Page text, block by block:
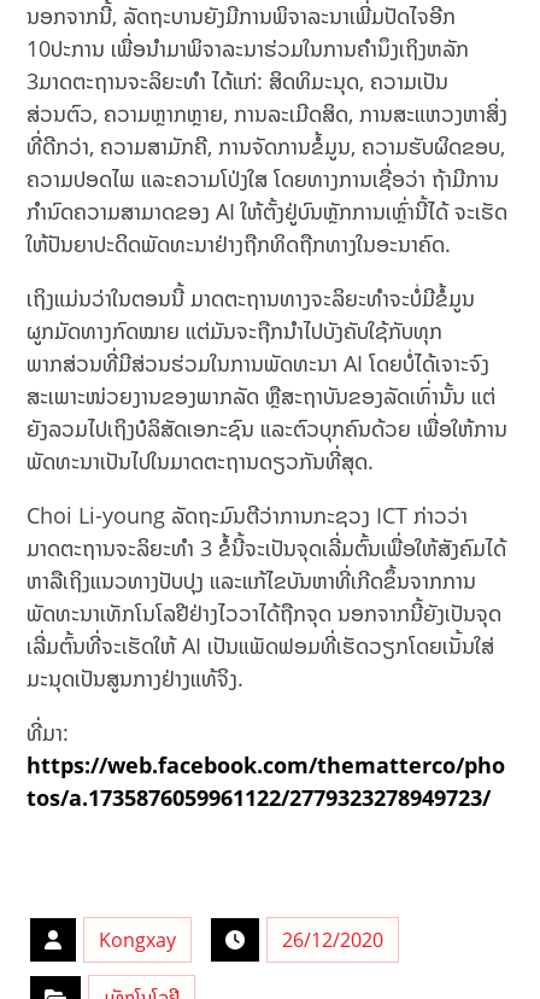
ນອກຈາກນີ້,​ ລັດຖະບານຍັງມີການພິຈາລະນາເພີ່ມປັດໄຈອີກ
10ປະການ ເພື່ອນໍາມາພິຈາລະນາຮ່ວມໃນການຄຳນຶງເຖິງຫລັກ
3ມາດຕະຖານຈະລິຍະທຳ ໄດ້ແກ່: ສິດທິມະນຸດ, ຄວາມເປັນ
ສ່ວນຕົວ, ຄວາມຫຼາກຫຼາຍ, ການລະເມີດສິດ, ການສະແຫວງຫາສິ່ງ
ທີ່ດີກວ່າ, ຄວາມສາມັກຄີ, ການຈັດການຂໍ້ມູນ, ຄວາມຮັບຜິດຂອບ,
ຄວາມປອດໄພ ແລະຄວາມໂປ່ງໃສ ໂດຍທາງການເຊື່ອວ່າ ຖ້າມີການ
ກຳນົດຄວາມສາມາດຂອງ AI ໃຫ້ຕັ້ງຢູ່ບົນຫຼັກການເຫຼົ່ານີ້ໄດ້ ຈະເຮັດ
ໃຫ້ປັນຍາປະດິດພັດທະນາຢ່າງຖືກທິດຖືກທາງໃນອະນາຄົດ.
ເຖິງແມ່ນວ່າໃນຕອນນີ້ ມາດຕະຖານທາງຈະລິຍະທຳຈະບໍ່ມີຂໍ້ມູນ
ຜູກມັດທາງກົດໝາຍ ແຕ່ມັນຈະຖືກນໍາໄປບັງຄັບໃຊ້ກັບທຸກ
ພາກສ່ວນທີ່ມີສ່ວນຮ່ວມໃນການພັດທະນາ AI ໂດຍບໍ່ໄດ້ເຈາະຈົງ
ສະເພາະໜ່ວຍງານຂອງພາກລັດ ຫຼືສະຖາບັນຂອງລັດເທົ່ານັ້ນ ແຕ່
ຍັງລວມໄປເຖິງບໍລິສັດເອກະຊົນ ແລະຕົວບຸກຄົນດ້ວຍ ເພື່ອໃຫ້ການ
ພັດທະນາເປັນໄປໃນມາດຕະຖານດຽວກັນທີ່ສຸດ.
Choi Li-young ລັດຖະມົນຕີວ່າການກະຊວງ ICT ກ່າວວ່າ
ມາດຕະຖານຈະລິຍະທຳ 3 ຂໍ້ນີ້ຈະເປັນຈຸດເລີ່ມຕົ້ນເພື່ອໃຫ້ສັງຄົມໄດ້
ຫາລືເຖິງແນວທາງປັບປຸງ ແລະແກ້ໄຂບັນຫາທີ່ເກີດຂຶ້ນຈາກການ
ພັດທະນາເທັກໂນໂລຢີຢ່າງໄວວາໄດ້ຖືກຈຸດ ນອກຈາກນີ້ຍັງເປັນຈຸດ
ເລີ່ມຕົ້ນທີ່ຈະເຮັດໃຫ້ AI ເປັນແພັດຟອມທີ່ເຮັດວຽກໂດຍເນັ້ນໃສ່
ມະນຸດເປັນສູນກາງຢ່າງແທ້ຈິງ.
ທີ່ມາ:
https://web.facebook.com/thematterco/pho
tos/a.1735876059961122/2779323278949723/
Kongxay 26/12/2020